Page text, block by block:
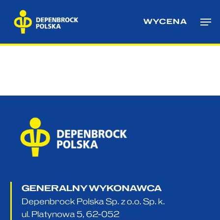
content
WYCENA
GENERALNY WYKONAWCA
Depenbrock Polska Sp. z o.o. Sp. k.
ul. Platynowa 5, 62-052